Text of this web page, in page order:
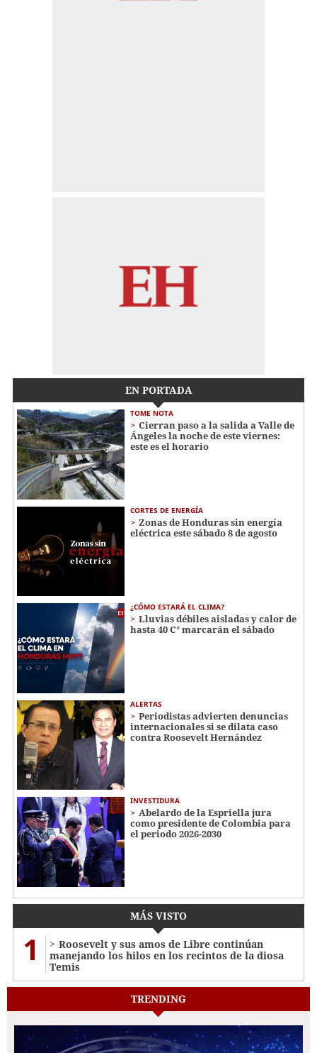
EN PORTADA
TOME NOTA
Cierran paso a la salida a Valle de
Ángeles la noche de este viernes:
este es el horario
CORTES DE ENERGÍA
Zonas de Honduras sin energía
eléctrica este sábado 8 de agosto
¿CÓMO ESTARÁ EL CLIMA?
Lluvias débiles aisladas y calor de
hasta 40 C° marcarán el sábado
ALERTAS
Periodistas advierten denuncias
internacionales si se dilata caso
contra Roosevelt Hernández
INVESTIDURA
Abelardo de la Espriella jura
como presidente de Colombia para
el periodo 2026-2030
MÁS VISTO
1
Roosevelt y sus amos de Libre continúan
manejando los hilos en los recintos de la diosa
Temis
TRENDING